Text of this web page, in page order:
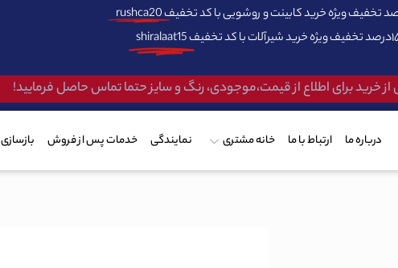
rushca20
با کد تخفیف
shiralaat15
از خرید برای اطلاع از قیمت،موجودی، رنگ و سایز حتما تماس حاصل فرمایید!
درباره ما ارتباط با ما خانه مشتری نمایندگی خدمات پس از فروش بازسازی